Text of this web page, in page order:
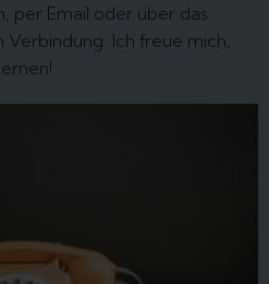
per Email oder über das
Ich freue mich,